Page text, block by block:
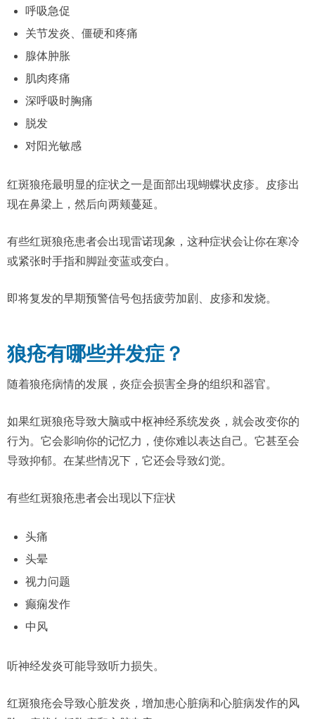
呼吸急促
关节发炎、僵硬和疼痛
腺体肿胀
肌肉疼痛
深呼吸时胸痛
脱发
对阳光敏感
红斑狼疮最明显的症状之一是面部出现蝴蝶状皮疹。皮疹出
现在鼻梁上，然后向两颊蔓延。
有些红斑狼疮患者会出现雷诺现象，这种症状会让你在寒冷
或紧张时手指和脚趾变蓝或变白。
即将复发的早期预警信号包括疲劳加剧、皮疹和发烧。
狼疮有哪些并发症？
随着狼疮病情的发展，炎症会损害全身的组织和器官。
如果红斑狼疮导致大脑或中枢神经系统发炎，就会改变你的
行为。它会影响你的记忆力，使你难以表达自己。它甚至会
导致抑郁。在某些情况下，它还会导致幻觉。
有些红斑狼疮患者会出现以下症状
头痛
头晕
视力问题
癫痫发作
中风
听神经发炎可能导致听力损失。
红斑狼疮会导致心脏发炎，增加患心脏病和心脏病发作的风